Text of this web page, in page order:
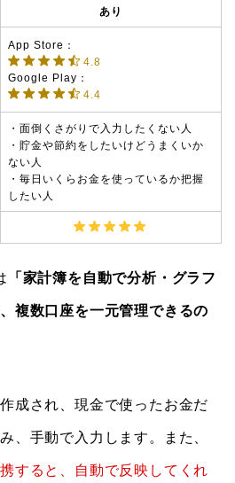
あり
App Store：
4.8
Google Play：
4.4
・面倒くさがりで入力したくない人
・貯金や節約をしたいけどうまくいか
ない人
・毎日いくらお金を使っているか把握
したい人
「家計簿を自動で分析・グラフ
複数口座を一元管理できるの
成され、現金で使ったお金だ
、手動で入力します。また、
すると、自動で反映してくれ